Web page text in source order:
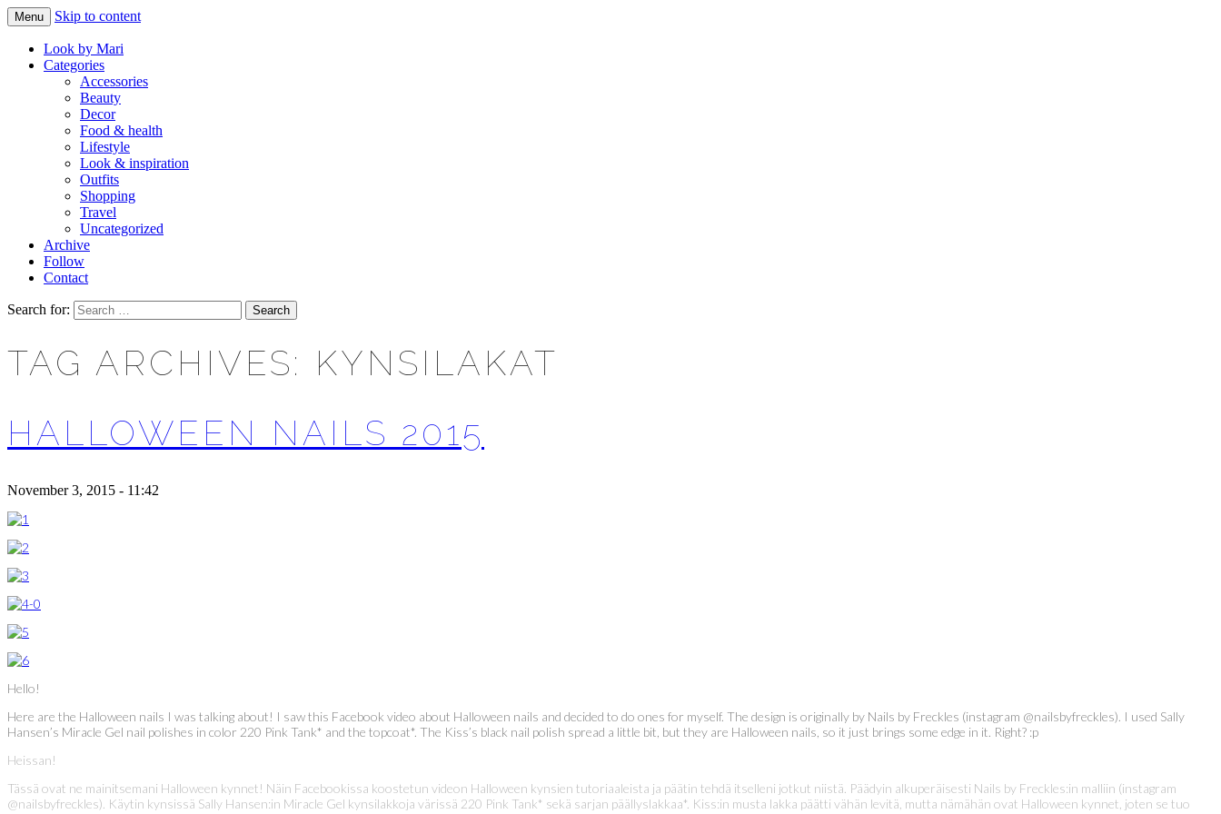
LOOK BY MARI
Makeup & beauty blog
Menu Skip to content
Look by Mari
Categories
Accessories
Beauty
Decor
Food & health
Lifestyle
Look & inspiration
Outfits
Shopping
Travel
Uncategorized
Archive
Follow
Contact
Search for:
TAG ARCHIVES: KYNSILAKAT
HALLOWEEN NAILS 2015
November 3, 2015 - 11:42
Hello!
Here are the Halloween nails I was talking about! I saw this Facebook video about Halloween nails and decided to do ones for myself. The design is originally by Nails by Freckles (instagram @nailsbyfreckles). I used Sally
Hansen’s Miracle Gel nail polishes in color 220 Pink Tank* and the topcoat*. The Kiss’s black nail polish spread a little bit, but they are Halloween nails, so it just brings some edge in it. Right? :p
Heissan!
Tässä ovat ne mainitsemani Halloween kynnet! Näin Facebookissa koostetun videon Halloween kynsien tutoriaaleista ja päätin tehdä itselleni jotkut niistä. Päädyin alkuperäisesti Nails by Freckles:in malliin (instagram
@nailsbyfreckles). Käytin kynsissä Sally Hansen:in Miracle Gel kynsilakkoja värissä 220 Pink Tank* sekä sarjan päällyslakkaa*. Kiss:in musta lakka päätti vähän levitä, mutta nämähän ovat Halloween kynnet, joten se tuo